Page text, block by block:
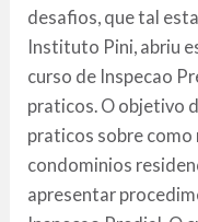
desafios, que tal
Instituto Pini, abriu
curso de Inspecao
praticos. O objetivo
praticos sobre como
condominios
apresentar